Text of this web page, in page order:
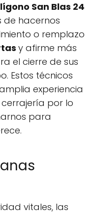
San Blas 24
de hacernos
o remplazo
y afirme más
el cierre de sus
Estos técnicos
experiencia
por lo
para
vitales, las